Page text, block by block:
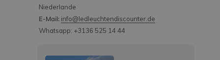
Niederlande
E-Mail: info@ledleuchtendiscounter.de
Whatsapp: +3136 525 14 44